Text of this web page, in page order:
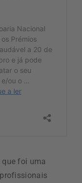
que foi uma